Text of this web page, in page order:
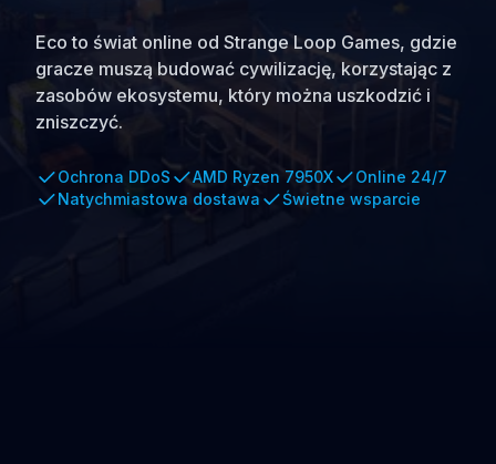
Eco to świat online od Strange Loop Games, gdzie
gracze muszą budować cywilizację, korzystając z
zasobów ekosystemu, który można uszkodzić i
zniszczyć.
Ochrona DDoS AMD Ryzen 7950X
Online 24/7
Natychmiastowa dostawa
Świetne wsparcie